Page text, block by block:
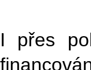
I přes